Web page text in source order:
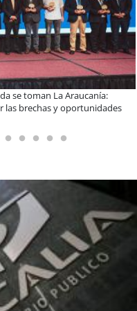
el Black Sale